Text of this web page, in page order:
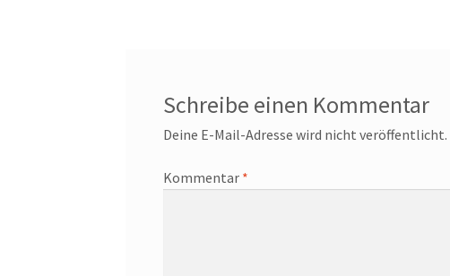
Schreibe einen Kommentar
Deine E-Mail-Adresse wird nicht veröffentlicht.
Kommentar *